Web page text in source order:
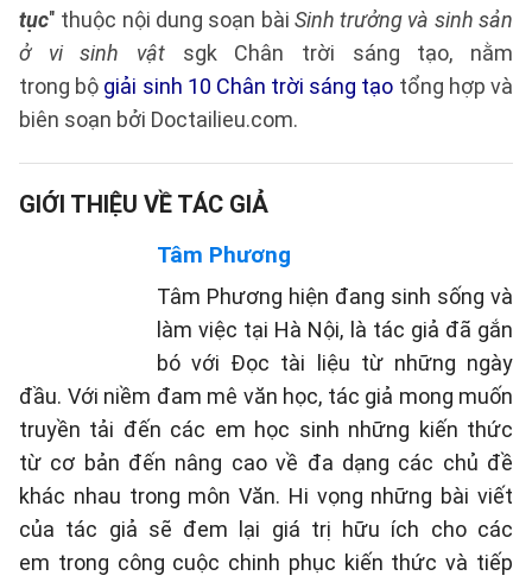
tục" thuộc nội dung soạn bài Sinh trưởng và sinh sản
ở vi sinh vật sgk Chân trời sáng tạo, nằm
trong bộ giải sinh 10 Chân trời sáng tạo tổng hợp và
biên soạn bởi Doctailieu.com.
GIỚI THIỆU VỀ TÁC GIẢ
Tâm Phương
Tâm Phương hiện đang sinh sống và
làm việc tại Hà Nội, là tác giả đã gắn
bó với Đọc tài liệu từ những ngày
đầu. Với niềm đam mê văn học, tác giả mong muốn
truyền tải đến các em học sinh những kiến thức
từ cơ bản đến nâng cao về đa dạng các chủ đề
khác nhau trong môn Văn. Hi vọng những bài viết
của tác giả sẽ đem lại giá trị hữu ích cho các
em trong công cuộc chinh phục kiến thức và tiếp